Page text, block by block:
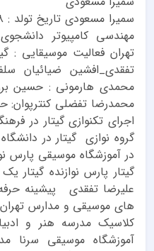
مهندسی کامپیوتر
تهران فعالیت موسیقایی :
تفقدی_افشین ضیائیان
محمدی هارمونی : حسین
محمدرضا تفضلی
اجرای تکنوازی گیتار در
گروه نوازی گیتار در
در آموزشگاه موسیقی پارس
گیتار پارس نوازنده گیتار
علیرضا تفقدی پیشینه
کلاسیک مدرسه هنر و
آموزشگاه موسیقی سرنا